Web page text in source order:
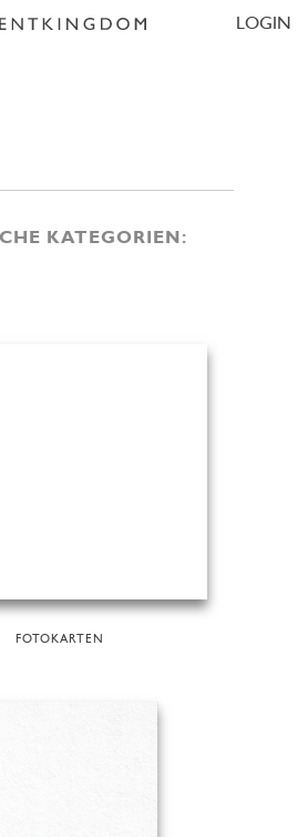
LOGIN
KATEGORIEN:
FOTOKARTEN